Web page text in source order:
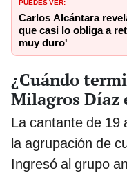
Carlos Alcántara
que casi lo obliga a
muy duro'
¿Cuándo
Milagros Díaz
La cantante de 19
la agrupación de
Ingresó al grupo